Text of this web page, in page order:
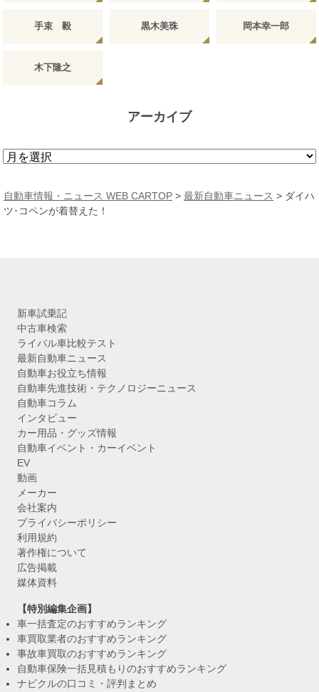
手束 毅 黒木美珠 岡本幸一郎
木下隆之
アーカイブ
ア
カ
イ
自動車情報・ニュース WEB CARTOP > 最新自動車ニュース > ダイハ
ツ･コペンが着替えた！
新車試乗記
中古車検索
ライバル車比較テスト
最新自動車ニュース
自動車お役立ち情報
自動車先進技術・テクノロジーニュース
自動車コラム
インタビュー
カー用品・グッズ情報
自動車イベント・カーイベント
EV
動画
メーカー
会社案内
プライバシーポリシー
利用規約
著作権について
広告掲載
媒体資料
【特別編集企画】
車一括査定のおすすめランキング
車買取業者のおすすめランキング
事故車買取のおすすめランキング
自動車保険一括見積もりのおすすめランキング
ナビクルの口コミ・評判まとめ